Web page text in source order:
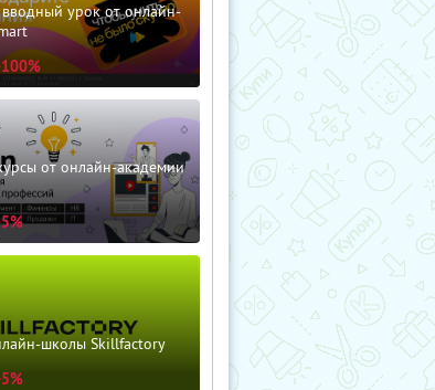
урок от онлайн-
от онлайн-академии
школы Skillfactory